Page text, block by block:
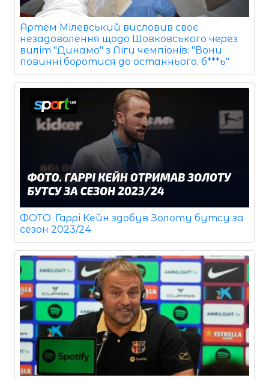
Артем Мілевський висловив своє
незадоволення щодо Шовковського через
виліт "Динамо" з Ліги чемпіонів: "Вони
повинні боротися до останнього, б***ь"
ФОТО. Гаррі Кейн здобув Золоту бутсу за
сезон 2023/24